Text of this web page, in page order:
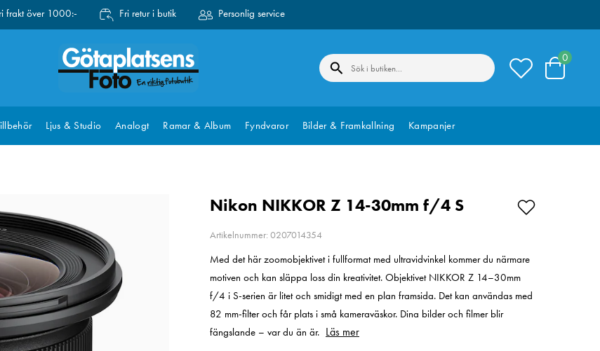
frakt över 1000:- Fri retur i butik Personlig service
0
Ljus & Studio Analogt Ramar & Album Fyndvaror Bilder & Framkallning Kampanjer
Nikon NIKKOR Z 14-30mm f/4 S
Artikelnummer: 0207014354
Med det här zoomobjektivet i fullformat med ultravidvinkel kommer du närmare
motiven och kan släppa loss din kreativitet. Objektivet NIKKOR Z 14–30mm
f/4 i S-serien är litet och smidigt med en plan framsida. Det kan användas med
82 mm-filter och får plats i små kameraväskor. Dina bilder och filmer blir
fängslande – var du än är. Läs mer